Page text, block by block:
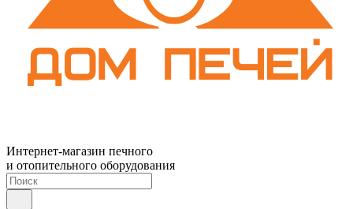
Интернет-магазин печного
и отопительного оборудования